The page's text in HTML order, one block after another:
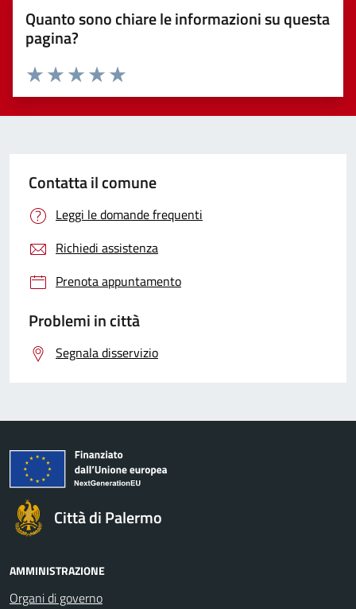
Quanto sono chiare le informazioni su questa
pagina?
Valuta 5 stelle su 5
Valuta 4 stelle su 5
Valuta 3 stelle su 5
Valuta 2 stelle su 5
Valuta 1 stelle su 5
Contatta il comune
Leggi le domande frequenti
Richiedi assistenza
Prenota appuntamento
Problemi in città
Segnala disservizio
Città di Palermo
AMMINISTRAZIONE
Organi di governo